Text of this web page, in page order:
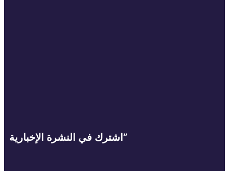
اشترك في النشرة الإخبارية”